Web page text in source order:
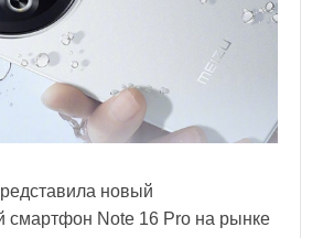
новый
смартфон Note 16 Pro на рынке